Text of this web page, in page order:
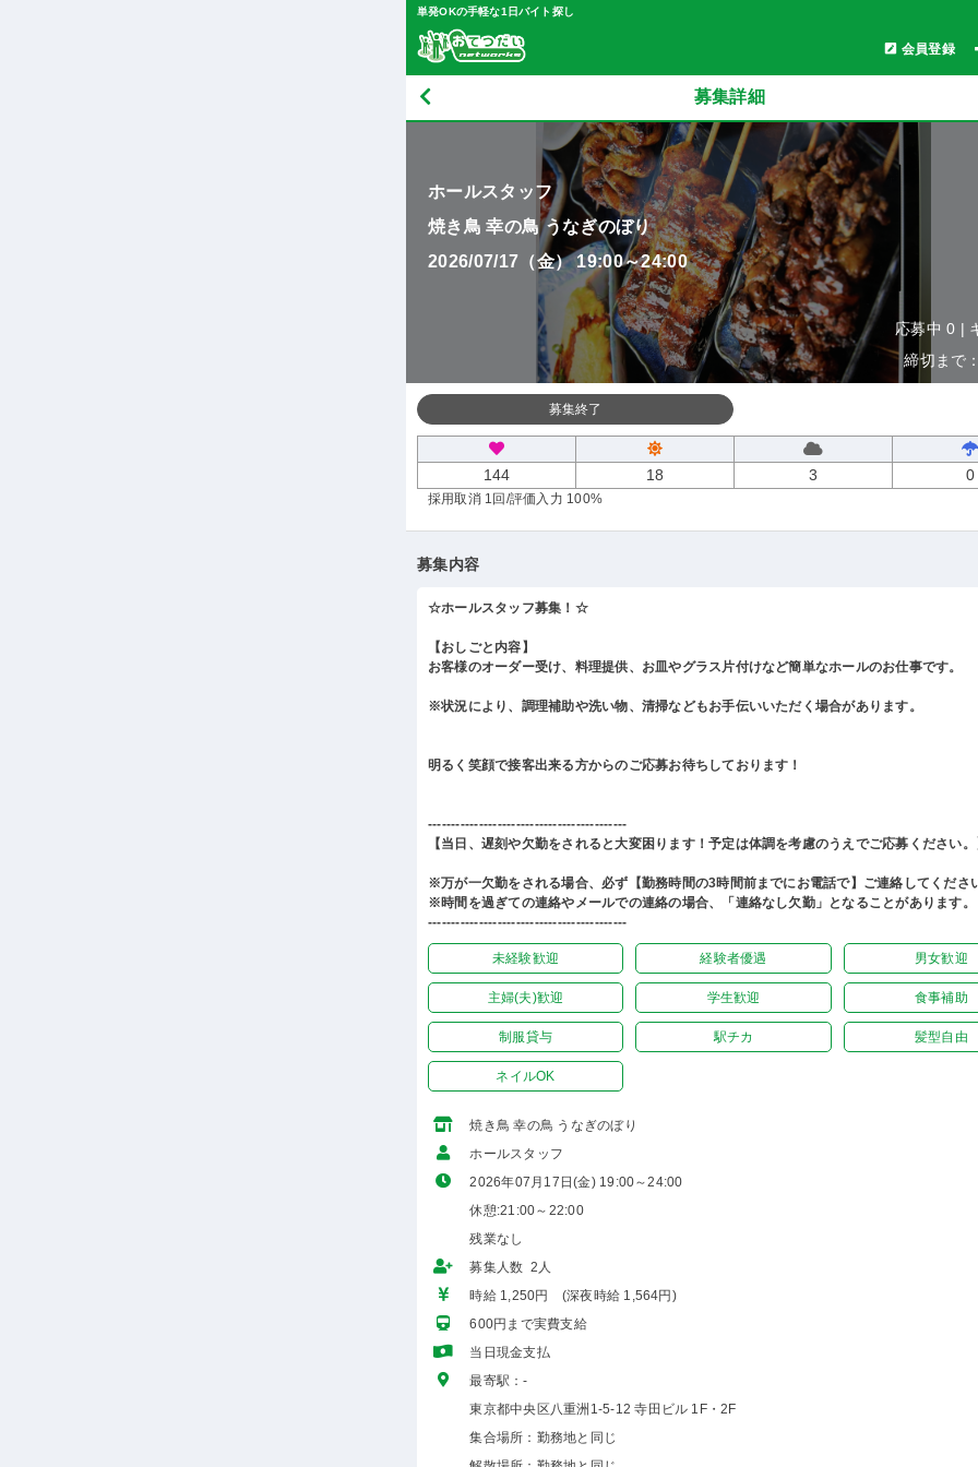
単発OKの手軽な1日バイト探し
会員登録
募集詳細
ホールスタッフ
焼き鳥 幸の鳥 うなぎのぼり
2026/07/17（金） 19:00～24:00
応募中 0 |
締切まで
募集終了
144 18 3 0
採用取消 1回 /評価入力 100%
募集内容
☆ホールスタッフ募集！☆
【おしごと内容】
お客様のオーダー受け、料理提供、お皿やグラス片付けなど簡単なホールのお仕事です。
※状況により、調理補助や洗い物、清掃などもお手伝いいただく場合があります。
明るく笑顔で接客出来る方からのご応募お待ちしております！
-------------------------------------------
【当日、遅刻や欠勤をされると大変困ります！予定は体調を考慮のうえでご応募ください
※万が一欠勤をされる場合、必ず【勤務時間の3時間前までにお電話で】ご連絡してくださ
※時間を過ぎての連絡やメールでの連絡の場合、「連絡なし欠勤」となることがあります。
-------------------------------------------
未経験歓迎 経験者優遇 男女歓迎
主婦(夫)歓迎 学生歓迎 食事補助
制服貸与 駅チカ 髪型自由
ネイルOK
焼き鳥 幸の鳥 うなぎのぼり
ホールスタッフ
2026年07月17日(金) 19:00～24:00
休憩:21:00～22:00
残業なし
募集人数 2人
時給 1,250円 (深夜時給 1,564円)
600円まで実費支給
当日現金支払
最寄駅：-
東京都中央区八重洲1-5-12 寺田ビル 1F・2F
集合場所：勤務地と同じ